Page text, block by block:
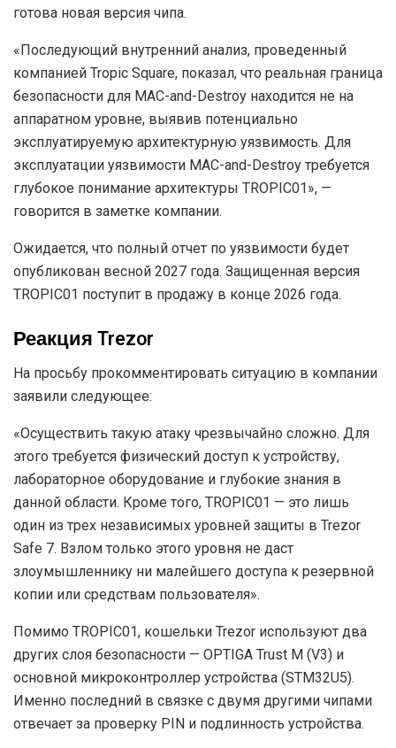
готова новая версия чипа.
«Последующий внутренний анализ, проведенный
компанией Tropic Square, показал, что реальная граница
безопасности для MAC-and-Destroy находится не на
аппаратном уровне, выявив потенциально
эксплуатируемую архитектурную уязвимость. Для
эксплуатации уязвимости MAC-and-Destroy требуется
глубокое понимание архитектуры TROPIC01», —
говорится в заметке компании.
Ожидается, что полный отчет по уязвимости будет
опубликован весной 2027 года. Защищенная версия
TROPIC01 поступит в продажу в конце 2026 года.
Реакция Trezor
На просьбу прокомментировать ситуацию в компании
заявили следующее:
«Осуществить такую атаку чрезвычайно сложно. Для
этого требуется физический доступ к устройству,
лабораторное оборудование и глубокие знания в
данной области. Кроме того, TROPIC01 — это лишь
один из трех независимых уровней защиты в Trezor
Safe 7. Взлом только этого уровня не даст
злоумышленнику ни малейшего доступа к резервной
копии или средствам пользователя».
Помимо TROPIC01, кошельки Trezor используют два
других слоя безопасности — OPTIGA Trust M (V3) и
основной микроконтроллер устройства (STM32U5).
Именно последний в связке с двумя другими чипами
отвечает за проверку PIN и подлинность устройства.